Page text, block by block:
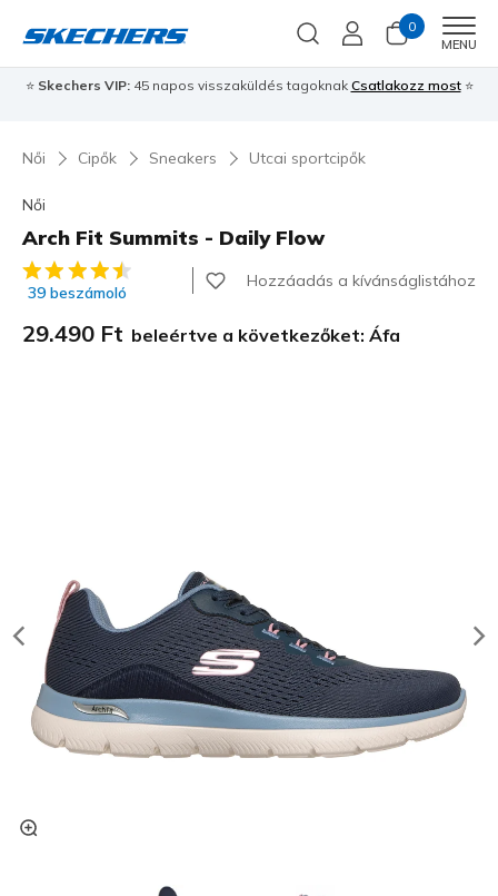
0
MENU
⭐ Skechers VIP:45 napos visszaküldés tagoknak Csatlakozz most⭐
Női Cipők Sneakers Utcai sportcipők
Női
Arch Fit Summits - Daily Flow
3,2 az 5-ből ügyfélértékelés
39 beszámoló
Hozzáadás a kívánságlistához
29.490 Ft beleértve a következőket: Áfa